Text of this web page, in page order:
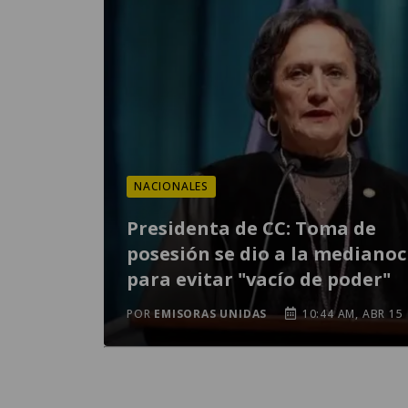
NACIONALES
Presidenta de CC: Toma de
posesión se dio a la
para evitar "vacío de poder"
POR EMISORAS UNIDAS 10:44 AM, ABR 15